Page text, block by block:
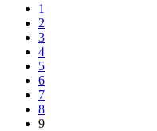
1
2
3
4
5
6
7
8
9